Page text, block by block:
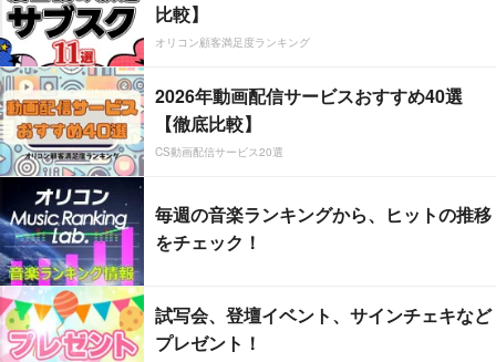
比較】
オリコン顧客満足度ランキング
2026年動画配信サービスおすすめ40選
【徹底比較】
CS動画配信サービス20選
毎週の音楽ランキングから、ヒットの推移
をチェック！
試写会、登壇イベント、サインチェキなど
プレゼント！